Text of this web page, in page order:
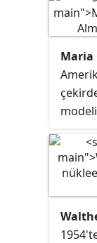
Maria